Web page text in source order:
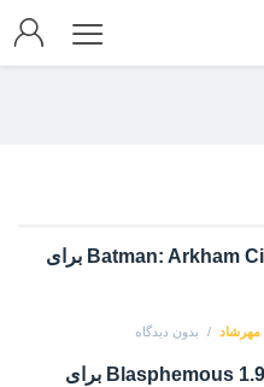
دانلود Batman: Arkham City برای
مهرشاد بدون دیدگاه
دانلود Blasphemous 1.9.0 برای